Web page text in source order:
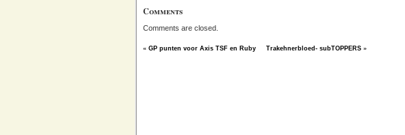
Comments
Comments are closed.
« GP punten voor Axis TSF en Ruby Trakehnerbloed- subTOPPERS »